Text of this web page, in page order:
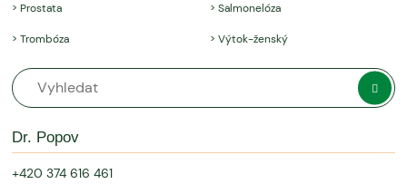
Dr. Popov
+420 374 616 461
> Prostata > Salmonelóza
> Trombóza > Výtok-ženský